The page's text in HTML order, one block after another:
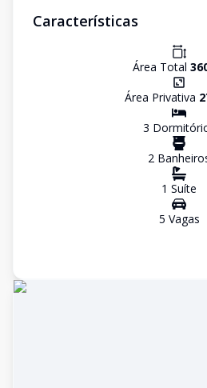
Características
Área Total
Área Privativa
3
2 Banheiro
1 Suíte
5 Vagas